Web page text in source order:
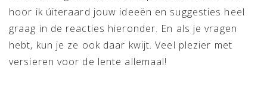
hoor ik úiteraard jouw ideeën en suggesties heel
graag in de reacties hieronder. En als je vragen
hebt, kun je ze ook daar kwijt. Veel plezier met
versieren voor de lente allemaal!